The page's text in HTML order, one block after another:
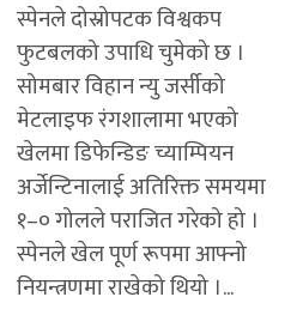
स्पेनले दोस्रोपटक विश्वकप
फुटबलको उपाधि चुमेको छ ।
सोमबार विहान न्यु जर्सीको
मेटलाइफ रंगशालामा भएको
खेलमा डिफेन्डिङ च्याम्पियन
अर्जेन्टिनालाई अतिरिक्त समयमा
१–० गोलले पराजित गरेको हो ।
स्पेनले खेल पूर्ण रूपमा आफ्नो
नियन्त्रणमा राखेको थियो ।...